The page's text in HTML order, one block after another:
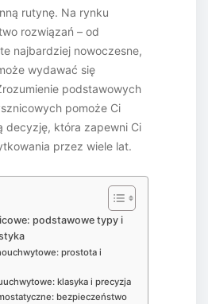
rutynę. Na rynku
rozwiązań – od
najbardziej nowoczesne,
wydawać się
podstawowych
pomoże Ci
decyzję, która zapewni Ci
przez wiele lat.
podstawowe typy i
prostota i
klasyka i precyzja
bezpieczeństwo